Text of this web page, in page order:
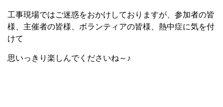
工事現場ではご迷惑をおかけしておりますが、参加者の皆
様、主催者の皆様、ボランティアの皆様、熱中症に気を付
けて
思いっきり楽しんでくださいね～♪